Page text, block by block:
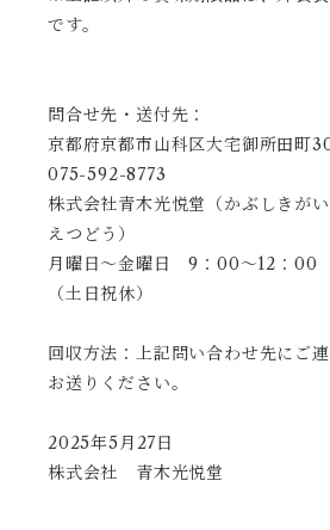
です。
問合せ先・送付先：
京都府京都市山科区大宅御所田
075-592-8773
株式会社青木光悦堂（かぶしきが
えつどう）
月曜日〜金曜日 9：00～12：00
（土日祝休）
回収方法：上記問い合わせ先にご
お送りください。
2025年5月27日
株式会社 青木光悦堂